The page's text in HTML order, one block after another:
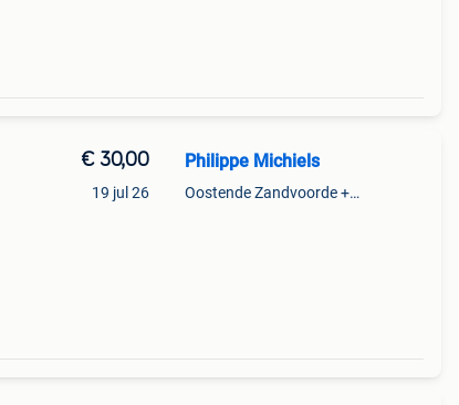
€ 30,00
19 jul 26
Philippe Michiels
Oostende Zandvoorde +Oostende